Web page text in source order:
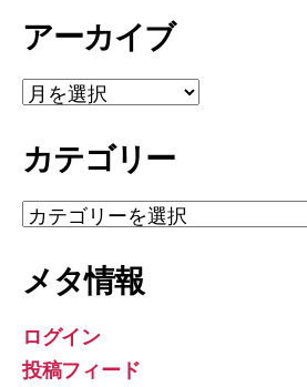
アーカイブ
ア
ー
イ
カテゴリー
カ
テ
リ
メタ情報
ログイン
投稿フィード